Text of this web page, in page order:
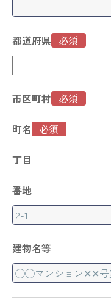
都道府県
市区町村
町名
丁目
番地
建物名等